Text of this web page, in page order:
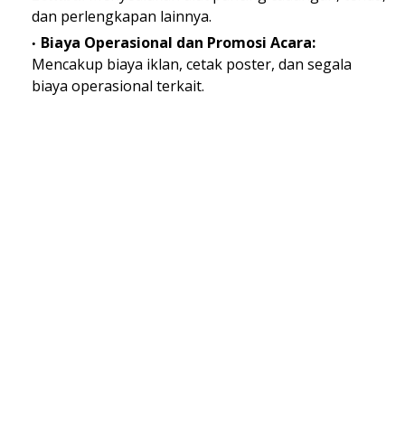
dan perlengkapan lainnya.
Biaya Operasional dan Promosi Acara:
Mencakup biaya iklan, cetak poster, dan segala
biaya operasional terkait.